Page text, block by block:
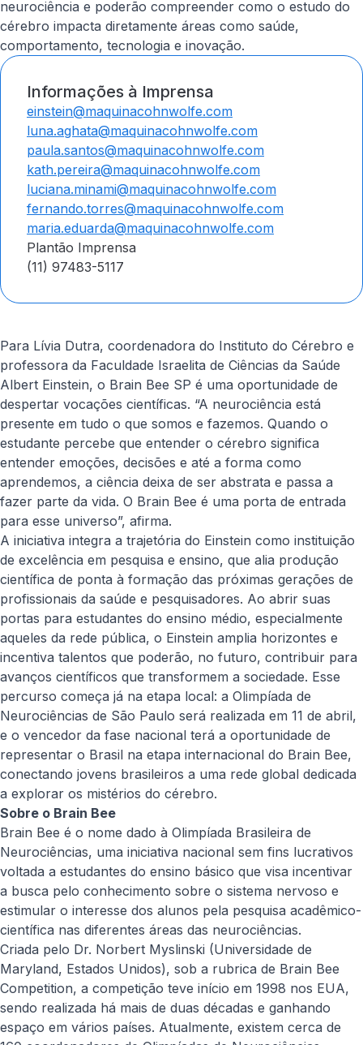
neurociência e poderão compreender como o estudo do
cérebro impacta diretamente áreas como saúde,
comportamento, tecnologia e inovação.
Informações à Imprensa
einstein@maquinacohnwolfe.com
luna.aghata@maquinacohnwolfe.com
paula.santos@maquinacohnwolfe.com
kath.pereira@maquinacohnwolfe.com
luciana.minami@maquinacohnwolfe.com
fernando.torres@maquinacohnwolfe.com
maria.eduarda@maquinacohnwolfe.com
Plantão Imprensa
(11) 97483-5117
Para Lívia Dutra, coordenadora do Instituto do Cérebro e
professora da Faculdade Israelita de Ciências da Saúde
Albert Einstein, o Brain Bee SP é uma oportunidade de
despertar vocações científicas. “A neurociência está
presente em tudo o que somos e fazemos. Quando o
estudante percebe que entender o cérebro significa
entender emoções, decisões e até a forma como
aprendemos, a ciência deixa de ser abstrata e passa a
fazer parte da vida. O Brain Bee é uma porta de entrada
para esse universo”, afirma.
A iniciativa integra a trajetória do Einstein como instituição
de excelência em pesquisa e ensino, que alia produção
científica de ponta à formação das próximas gerações de
profissionais da saúde e pesquisadores. Ao abrir suas
portas para estudantes do ensino médio, especialmente
aqueles da rede pública, o Einstein amplia horizontes e
incentiva talentos que poderão, no futuro, contribuir para
avanços científicos que transformem a sociedade. Esse
percurso começa já na etapa local: a Olimpíada de
Neurociências de São Paulo será realizada em 11 de abril,
e o vencedor da fase nacional terá a oportunidade de
representar o Brasil na etapa internacional do Brain Bee,
conectando jovens brasileiros a uma rede global dedicada
a explorar os mistérios do cérebro.
Sobre o Brain Bee
Brain Bee é o nome dado à Olimpíada Brasileira de
Neurociências, uma iniciativa nacional sem fins lucrativos
voltada a estudantes do ensino básico que visa incentivar
a busca pelo conhecimento sobre o sistema nervoso e
estimular o interesse dos alunos pela pesquisa acadêmico-
científica nas diferentes áreas das neurociências.
Criada pelo Dr. Norbert Myslinski (Universidade de
Maryland, Estados Unidos), sob a rubrica de Brain Bee
Competition, a competição teve início em 1998 nos EUA,
sendo realizada há mais de duas décadas e ganhando
espaço em vários países. Atualmente, existem cerca de